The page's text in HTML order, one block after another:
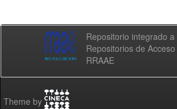
Repositorio integrado
Repositorios de
RRAAE
Theme by